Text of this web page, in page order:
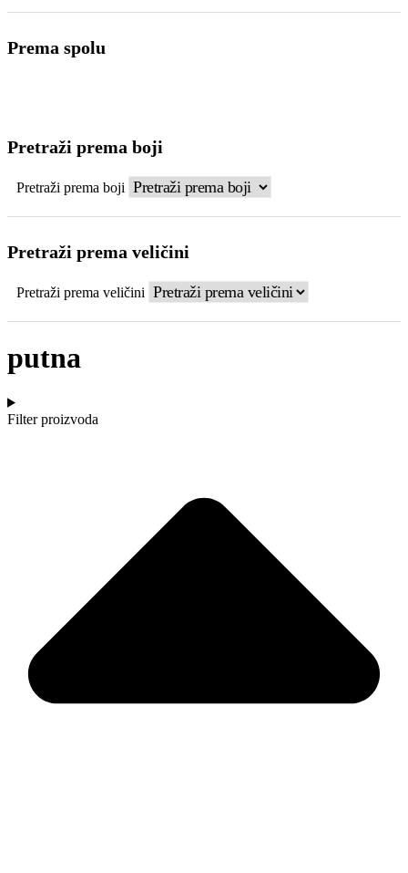
Prema spolu
Pretraži prema boji
Pretraži prema boji
Pretraži prema veličini
Pretraži prema veličini
putna
Filter proizvoda